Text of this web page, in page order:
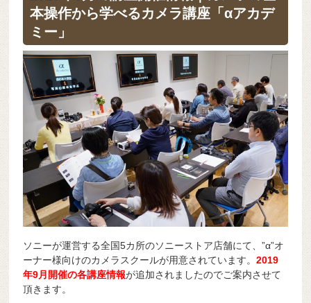
b
o
o
k
a
d
s
t
sk
y
e
n
g
er
本操作から学べるカメラ講座「αアカデ
ミー」
ソニーが運営する全国5カ所のソニーストア店舗にて、”α”オ
ーナー様向けのカメラスクールが用意されています。2019
年9月開催の各講座情報が追加されましたのでご案内させて
頂きます。